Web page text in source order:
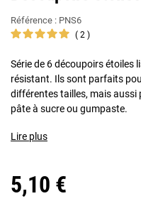
Référence : PNS6
2
Série de 6 découpoirs étoiles
résistant. Ils sont parfaits
différentes tailles, mais aussi
pâte à sucre ou gumpaste.
Lire plus
5,10 €